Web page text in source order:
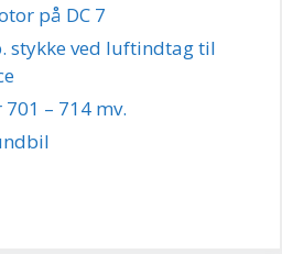
på DC 7
stykke ved luftindtag til
– 714 mv.